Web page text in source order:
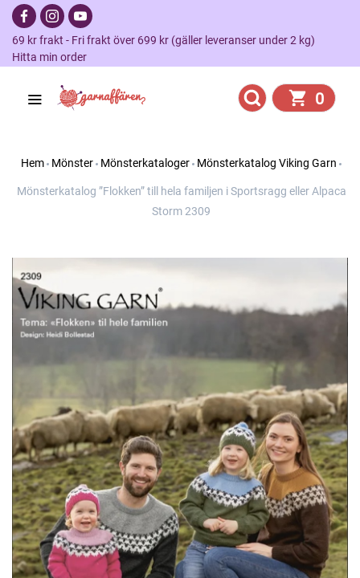
69 kr frakt - Fri frakt över 699 kr (gäller leveranser under 2 kg)
Hitta min order
0
Hem Mönster Mönsterkataloger Mönsterkatalog Viking Garn
Mönsterkatalog ”Flokken” till hela familjen i Sportsragg eller Alpaca
Storm 2309